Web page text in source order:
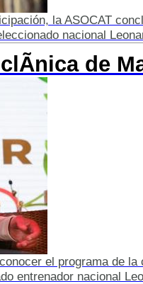
la ASOCAT
nacional
de
el programa de
entrenador nacional